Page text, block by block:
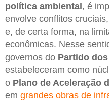
política ambiental, é
envolve conflitos
e, de certa forma, na
econômicas. Nesse
governos do Partido
estabeleceram como
o Plano de Aceleração
em grandes obras de